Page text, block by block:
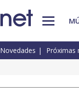
Novedades Próximas